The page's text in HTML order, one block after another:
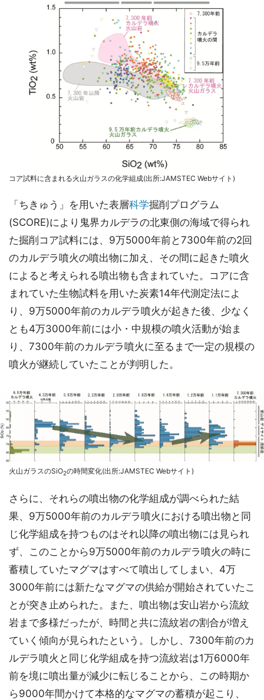
コア試料に含まれる火山ガラスの化学組成(出所:JAMSTEC Webサイト)
「ちきゅう」を用いた表層科学掘削プログラム
(SCORE)により鬼界カルデラの北東側の海域で得られ
た掘削コア試料には、9万5000年前と7300年前の2回
のカルデラ噴火の噴出物に加え、その間に起きた噴火
によると考えられる噴出物も含まれていた。コアに含
まれていた生物試料を用いた炭素14年代測定法によ
り、9万5000年前のカルデラ噴火が起きた後、少なく
とも4万3000年前には小・中規模の噴火活動が始ま
り、7300年前のカルデラ噴火に至るまで一定の規模の
噴火が継続していたことが判明した。
火山ガラスのSiO2の時間変化(出所:JAMSTEC Webサイト)
さらに、それらの噴出物の化学組成が調べられた結
果、9万5000年前のカルデラ噴火における噴出物と同
じ化学組成を持つものはそれ以降の噴出物には見られ
ず、このことから9万5000年前のカルデラ噴火の時に
蓄積していたマグマはすべて噴出してしまい、4万
3000年前には新たなマグマの供給が開始されていたこ
とが突き止められた。また、噴出物は安山岩から流紋
岩まで多様だったが、時間と共に流紋岩の割合が増え
ていく傾向が見られたという。しかし、7300年前のカ
ルデラ噴火と同じ化学組成を持つ流紋岩は1万6000年
前を境に噴出量が減少に転じることから、この時期か
ら9000年間かけて本格的なマグマの蓄積が起こり、